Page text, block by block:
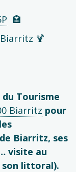
🏩
🍹​
du Tourisme
Biarritz pour
Biarritz, ses
visite au
son littoral).